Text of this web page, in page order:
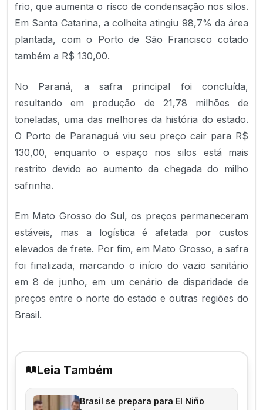
frio, que aumenta o risco de condensação nos silos.
Em Santa Catarina, a colheita atingiu 98,7% da área
plantada, com o Porto de São Francisco cotado
também a R$ 130,00.
No Paraná, a safra principal foi concluída,
resultando em produção de 21,78 milhões de
toneladas, uma das melhores da história do estado.
O Porto de Paranaguá viu seu preço cair para R$
130,00, enquanto o espaço nos silos está mais
restrito devido ao aumento da chegada do milho
safrinha.
Em Mato Grosso do Sul, os preços permaneceram
estáveis, mas a logística é afetada por custos
elevados de frete. Por fim, em Mato Grosso, a safra
foi finalizada, marcando o início do vazio sanitário
em 8 de junho, em um cenário de disparidade de
preços entre o norte do estado e outras regiões do
Brasil.
Leia Também
Brasil se prepara para El Niño